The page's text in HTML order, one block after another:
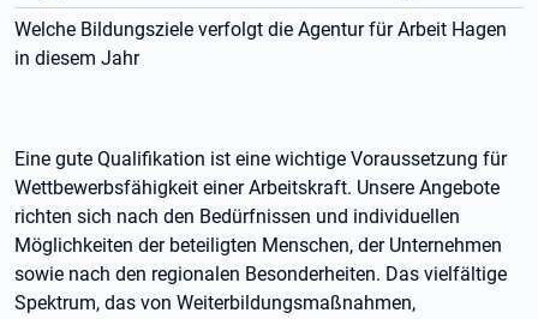
Welche Bildungsziele verfolgt die Agentur für Arbeit Hagen
in diesem Jahr
Eine gute Qualifikation ist eine wichtige Voraussetzung für
Wettbewerbsfähigkeit einer Arbeitskraft. Unsere Angebote
richten sich nach den Bedürfnissen und individuellen
Möglichkeiten der beteiligten Menschen, der Unternehmen
sowie nach den regionalen Besonderheiten. Das vielfältige
Spektrum, das von Weiterbildungsmaßnahmen,